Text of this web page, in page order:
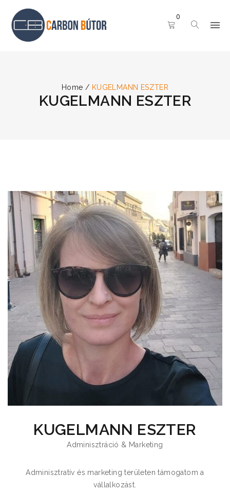
0
Home / KUGELMANN ESZTER
KUGELMANN ESZTER
KUGELMANN ESZTER
Adminisztráció & Marketing
Adminisztratív és marketing területen támogatom a
vállalkozást.